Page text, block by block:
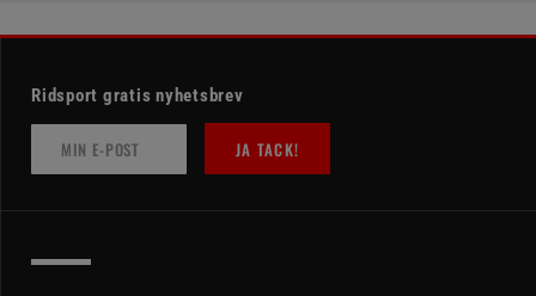
Ridsport gratis nyhetsbrev
JA TACK!